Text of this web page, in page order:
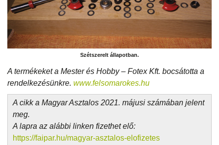
Szétszerelt állapotban.
A termékeket a Mester és Hobby – Fotex Kft. bocsátotta a
rendelkezésünkre. www.felsomarokes.hu
A cikk a Magyar Asztalos 2021. májusi számában jelent
meg.
A lapra az alábbi linken fizethet elő:
https://faipar.hu/magyar-asztalos-elofizetes